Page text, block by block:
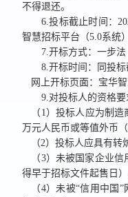
不得退还。
6.投标截止时间：
智慧招标平台（5.0系统）
7.开标方式： 一步法
8.开标时间：
同投
网上开标页面：宝华
9.对投标人的资格要
（1）投标人应为制
万元人民币或等值外币
（2）投标人应具有转
（3）未被国家企业
得早于招标文件起售日
（4）未被“信用中国